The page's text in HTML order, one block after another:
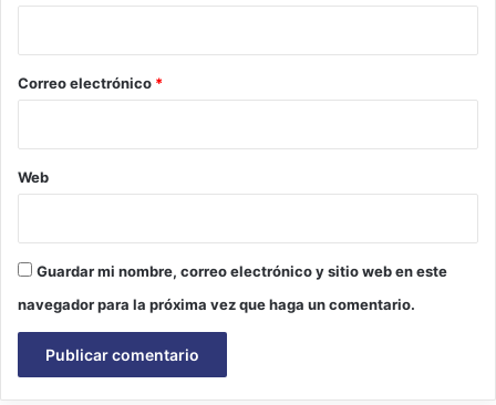
*
Correo electrónico *
Web
Guardar mi nombre, correo electrónico y sitio web en este
navegador para la próxima vez que haga un comentario.